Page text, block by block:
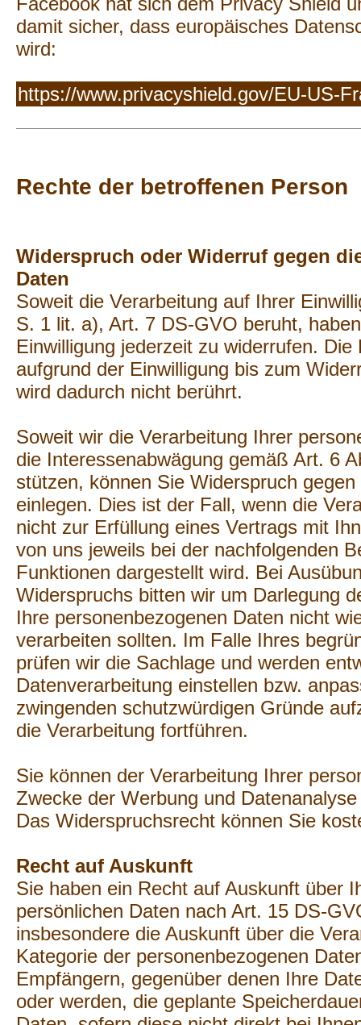
damit sicher, dass europäisches
wird:
https://www.privacyshield.gov/EU-US-
Rechte der betroffenen Person
Widerspruch oder Widerruf gegen
Daten
Soweit die Verarbeitung auf Ihrer
S. 1 lit. a), Art. 7 DS-GVO beruht,
Einwilligung jederzeit zu widerrufen.
aufgrund der Einwilligung bis zum
wird dadurch nicht berührt.
Soweit wir die Verarbeitung Ihrer
die Interessenabwägung gemäß Art. 6
stützen, können Sie Widerspruch
einlegen. Dies ist der Fall, wenn die
nicht zur Erfüllung eines Vertrags mit
von uns jeweils bei der nachfolgenden
Funktionen dargestellt wird. Bei
Widerspruchs bitten wir um Darlegung
Ihre personenbezogenen Daten nicht
verarbeiten sollten. Im Falle Ihres
prüfen wir die Sachlage und werden
Datenverarbeitung einstellen bzw.
zwingenden schutzwürdigen Gründe
die Verarbeitung fortführen.
Sie können der Verarbeitung Ihrer
Zwecke der Werbung und
Das Widerspruchsrecht können Sie
Recht auf Auskunft
Sie haben ein Recht auf Auskunft über
persönlichen Daten nach Art. 15 DS-
insbesondere die Auskunft über die
Kategorie der personenbezogenen
Empfängern, gegenüber denen Ihre
oder werden, die geplante